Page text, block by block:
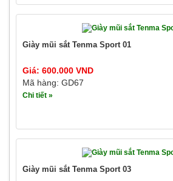
Giày mũi sắt Tenma Sport 01
Giá: 600.000 VND
Mã hàng: GD67
Chi tiết »
Giày mũi sắt Tenma Sport 03